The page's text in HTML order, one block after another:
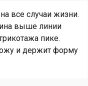
все случаи жизни.
выше линии
пике.
и держит форму